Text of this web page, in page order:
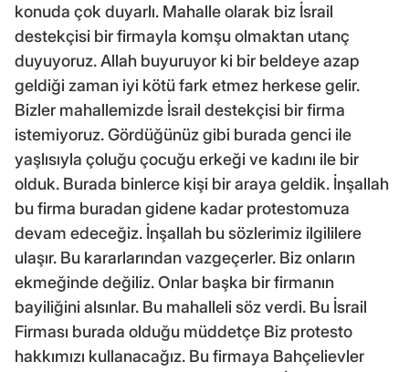
konuda çok duyarlı. Mahalle olarak biz İsrail
destekçisi bir firmayla komşu olmaktan utanç
duyuyoruz. Allah buyuruyor ki bir beldeye azap
geldiği zaman iyi kötü fark etmez herkese gelir.
Bizler mahallemizde İsrail destekçisi bir firma
istemiyoruz. Gördüğünüz gibi burada genci ile
yaşlısıyla çoluğu çocuğu erkeği ve kadını ile bir
olduk. Burada binlerce kişi bir araya geldik. İnşallah
bu firma buradan gidene kadar protestomuza
devam edeceğiz. İnşallah bu sözlerimiz ilgililere
ulaşır. Bu kararlarından vazgeçerler. Biz onların
ekmeğinde değiliz. Onlar başka bir firmanın
bayiliğini alsınlar. Bu mahalleli söz verdi. Bu İsrail
Firması burada olduğu müddetçe Biz protesto
hakkımızı kullanacağız. Bu firmaya Bahçelievler